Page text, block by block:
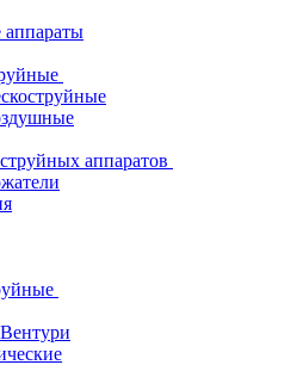
аппараты
аппаратов